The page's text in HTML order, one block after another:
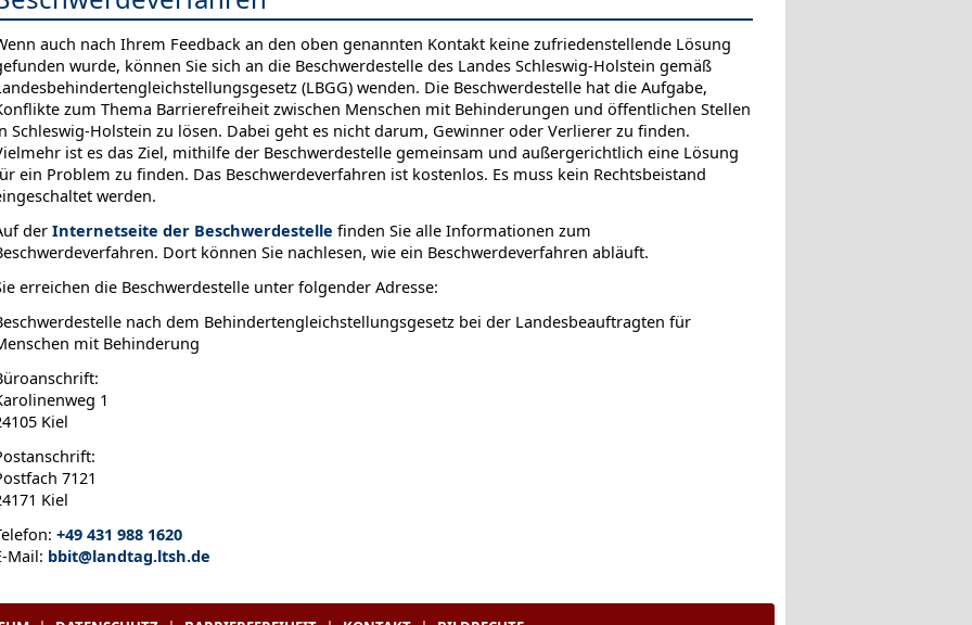
auch nach Ihrem Feedback an den oben genannten Kontakt keine zufriedenstellende Lösung
wurde, können Sie sich an die Beschwerdestelle des Landes Schleswig-Holstein gemäß
(LBGG) wenden. Die Beschwerdestelle hat die Aufgabe,
zum Thema Barrierefreiheit zwischen Menschen mit Behinderungen und öffentlichen Stellen
Schleswig-Holstein zu lösen. Dabei geht es nicht darum, Gewinner oder Verlierer zu finden.
ist es das Ziel, mithilfe der Beschwerdestelle gemeinsam und außergerichtlich eine Lösung
ein Problem zu finden. Das Beschwerdeverfahren ist kostenlos. Es muss kein Rechtsbeistand
werden.
der Internetseite der Beschwerdestelle finden Sie alle Informationen zum
Dort können Sie nachlesen, wie ein Beschwerdeverfahren abläuft.
erreichen die Beschwerdestelle unter folgender Adresse:
nach dem Behindertengleichstellungsgesetz bei der Landesbeauftragten für
mit Behinderung
1
Kiel
7121
Kiel
+49 431 988 1620
Mail: bbit@landtag.ltsh.de